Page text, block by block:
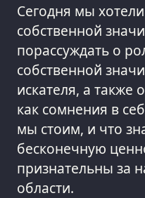
Сегодня мы
собственной
порассуждать о
собственной
искателя, а также
как сомнения в
мы стоим, и что
бесконечную
признательны за
области.